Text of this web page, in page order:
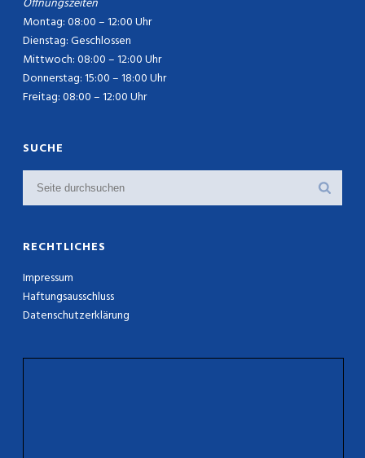
Öffnungszeiten
Montag: 08:00 – 12:00 Uhr
Dienstag: Geschlossen
Mittwoch: 08:00 – 12:00 Uhr
Donnerstag: 15:00 – 18:00 Uhr
Freitag: 08:00 – 12:00 Uhr
SUCHE
RECHTLICHES
Impressum
Haftungsausschluss
Datenschutzerklärung